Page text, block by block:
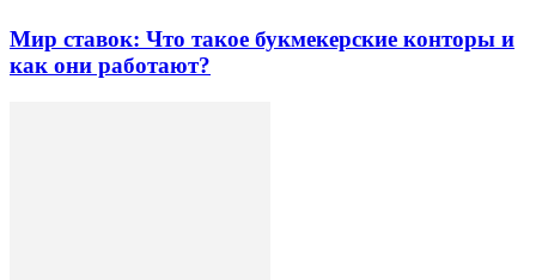
Мир ставок: Что такое букмекерские конторы и
как они работают?